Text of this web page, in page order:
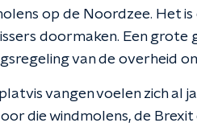
op de Noordzee. Het
doormaken. Een grote
van de overheid
vangen voelen zich al
die windmolens, de